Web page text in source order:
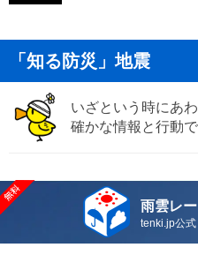
「知る防災」地震
いざという時にあ
確かな情報と行動
雨雲レ
tenki.jp公